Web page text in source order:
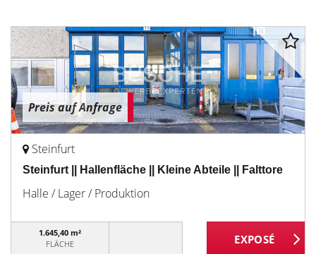
Preis auf Anfrage
Steinfurt
Steinfurt || Hallenfläche || Kleine Abteile || Falttore
Halle / Lager / Produktion
1.645,40 m²
FLÄCHE